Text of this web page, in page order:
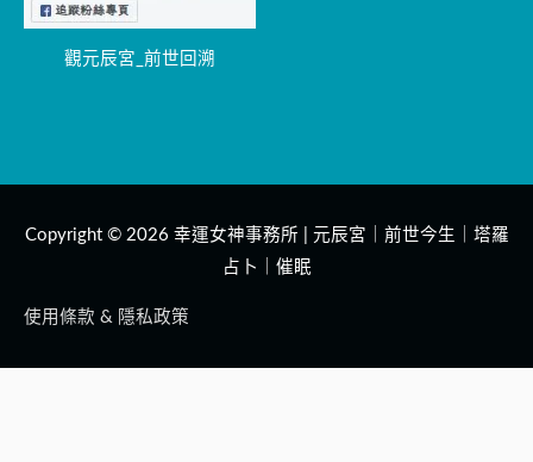
觀元辰宮_前世回溯
Copyright © 2026 幸運女神事務所 | 元辰宮｜前世今生｜塔羅
占卜｜催眠
使用條款 & 隱私政策